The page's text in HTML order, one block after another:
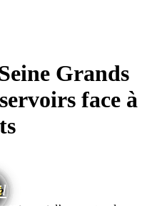
Grands
face à